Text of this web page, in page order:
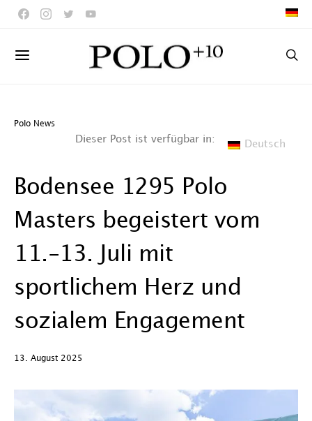
Polo News
Dieser Post ist verfügbar in: Deutsch
Bodensee 1295 Polo
Masters begeistert vom
11.-13. Juli mit
sportlichem Herz und
sozialem Engagement
13. August 2025